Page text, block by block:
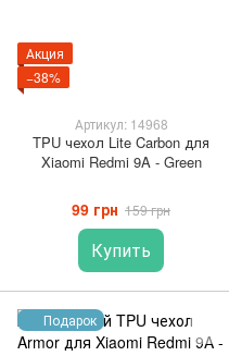
Акция
−38%
Артикул: 14968
TPU чехол Lite Carbon для
Xiaomi Redmi 9A - Green
99 грн 159 грн
Купить
Подарок